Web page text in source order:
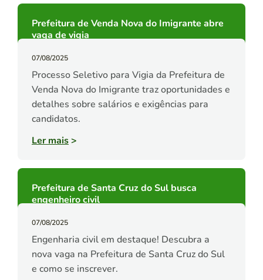
Prefeitura de Venda Nova do Imigrante abre
vaga de vigia
07/08/2025
Processo Seletivo para Vigia da Prefeitura de
Venda Nova do Imigrante traz oportunidades e
detalhes sobre salários e exigências para
candidatos.
Ler mais>
Prefeitura de Santa Cruz do Sul busca
engenheiro civil
07/08/2025
Engenharia civil em destaque! Descubra a
nova vaga na Prefeitura de Santa Cruz do Sul
e como se inscrever.